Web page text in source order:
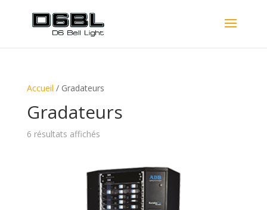
Accueil / Gradateurs
Gradateurs
6 résultats affichés